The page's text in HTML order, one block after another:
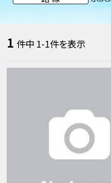
1 件中 1-1件を表示